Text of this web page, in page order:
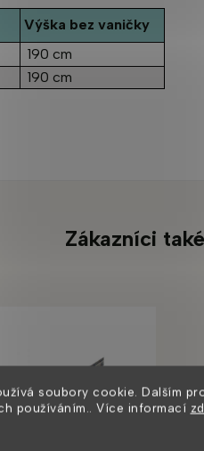
soubory cookie. Dalším
používáním.. Více informací
Výška bez vaničky
190 cm
190 cm
Zákazníci